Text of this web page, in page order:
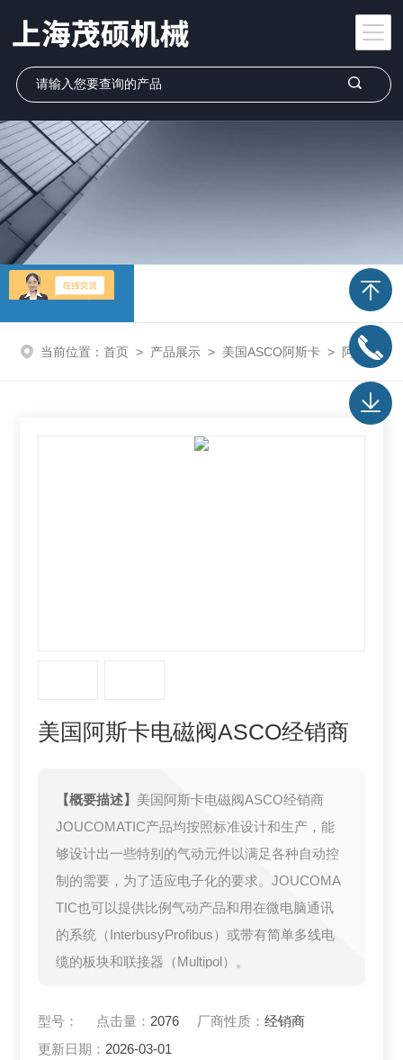
产品展示
当前位置： 首页 > 产品展示 > 美国ASCO阿斯卡 > 阿斯卡ASCO电磁阀
美国阿斯卡电磁阀ASCO经销商
【概要描述】 美国阿斯卡电磁阀ASCO经销商
JOUCOMATIC产品均按照标准设计和生产，能
够设计出一些特别的气动元件以满足各种自动控
制的需要，为了适应电子化的要求。JOUCOMA
TIC也可以提供比例气动产品和用在微电脑通讯
的系统（InterbusyProfibus）或带有简单多线电
缆的板块和联接器（Multipol）。
型号： 点击量： 2076 厂商性质：经销商
更新日期： 2026-03-01